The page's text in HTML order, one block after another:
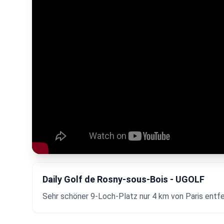
Daily Golf de Rosny-sous-Bois - UGOLF
Sehr schöner 9-Loch-Platz nur 4 km von Paris